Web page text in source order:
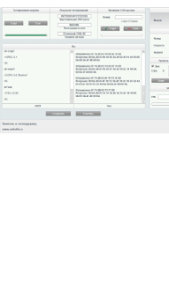
Модемы
Роутеры
Промышленные
контроллеры